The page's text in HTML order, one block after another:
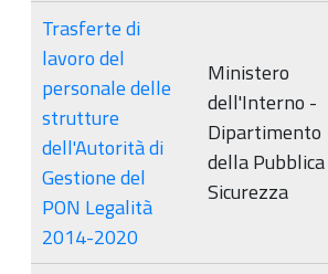
Trasferte di
lavoro del
personale delle
strutture
dell'Autorità di
Gestione del
PON Legalità
2014-2020
Ministero
dell'Interno -
Dipartimento
della Pubblica
Sicurezza